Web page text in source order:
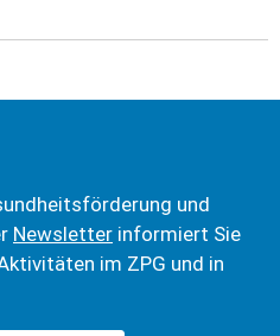
und
Newsletter informiert Sie
im ZPG und in